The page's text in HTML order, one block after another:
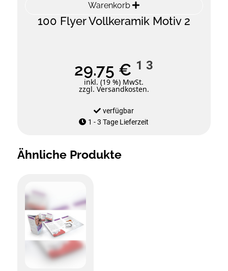
Warenkorb
100 Flyer Vollkeramik Motiv 2
29.75 € 1 3
inkl. (19 %) MwSt.
zzgl. Versandkosten.
verfügbar
1 - 3 Tage Lieferzeit
Ähnliche Produkte